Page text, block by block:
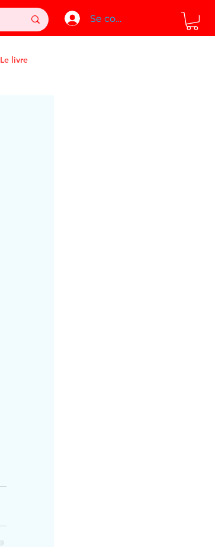
Se connecter
Le livre